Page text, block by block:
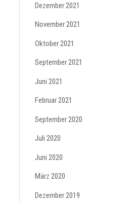
Dezember 2021
November 2021
Oktober 2021
September 2021
Juni 2021
Februar 2021
September 2020
Juli 2020
Juni 2020
März 2020
Dezember 2019